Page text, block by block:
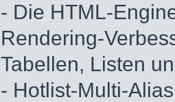
- Die HTML-
Rendering-
Tabellen, Listen
- Hotlist-Multi-